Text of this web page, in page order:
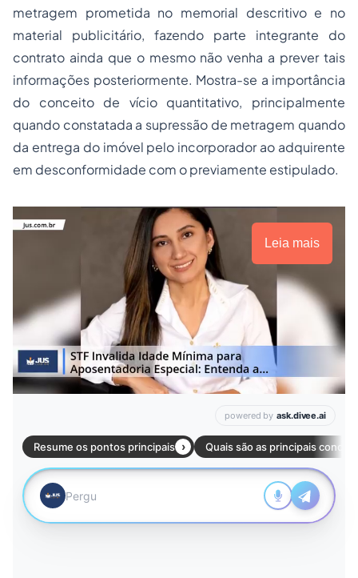
metragem prometida no memorial descritivo e no
material publicitário, fazendo parte integrante do
contrato ainda que o mesmo não venha a prever tais
informações posteriormente. Mostra-se a importância
do conceito de vício quantitativo, principalmente
quando constatada a supressão de metragem quando
da entrega do imóvel pelo incorporador ao adquirente
em desconformidade com o previamente estipulado.
Leia mais